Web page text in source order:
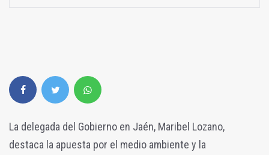
La delegada del Gobierno en Jaén, Maribel Lozano,
destaca la apuesta por el medio ambiente y la